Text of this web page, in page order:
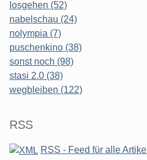
losgehen (52)
nabelschau (24)
nolympia (7)
puschenkino (38)
sonst noch (98)
stasi 2.0 (38)
wegbleiben (122)
RSS
RSS - Feed für alle Artikel